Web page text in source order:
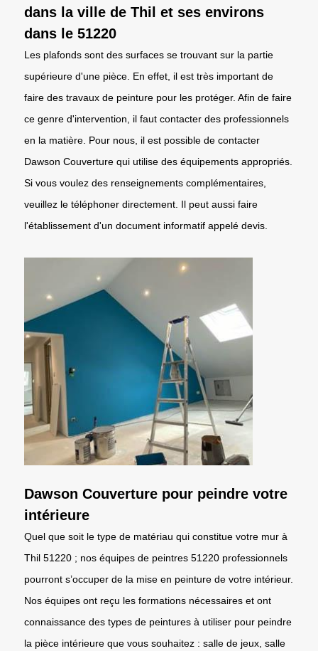
dans la ville de Thil et ses environs
dans le 51220
Les plafonds sont des surfaces se trouvant sur la partie
supérieure d'une pièce. En effet, il est très important de
faire des travaux de peinture pour les protéger. Afin de faire
ce genre d'intervention, il faut contacter des professionnels
en la matière. Pour nous, il est possible de contacter
Dawson Couverture qui utilise des équipements appropriés.
Si vous voulez des renseignements complémentaires,
veuillez le téléphoner directement. Il peut aussi faire
l'établissement d'un document informatif appelé devis.
Dawson Couverture pour peindre votre
intérieure
Quel que soit le type de matériau qui constitue votre mur à
Thil 51220 ; nos équipes de peintres 51220 professionnels
pourront s’occuper de la mise en peinture de votre intérieur.
Nos équipes ont reçu les formations nécessaires et ont
connaissance des types de peintures à utiliser pour peindre
la pièce intérieure que vous souhaitez : salle de jeux, salle